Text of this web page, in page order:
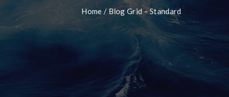
Home / Blog Grid – Standard